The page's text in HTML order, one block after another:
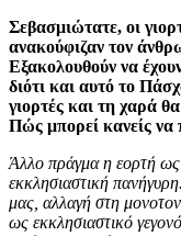
Σεβασμιώτατε, οι
ανακούφιζαν τον
Εξακολουθούν να
διότι και αυτό το
γιορτές και τη χαρά
Πώς μπορεί κανείς να
Άλλο πράγμα η εορτή
εκκλησιαστική
μας, αλλαγή στη
ως εκκλησιαστικό